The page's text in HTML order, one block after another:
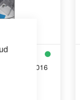
RAL 9016